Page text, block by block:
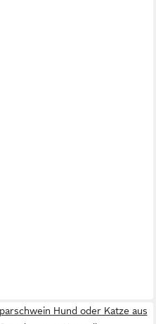
Hund oder Katze aus